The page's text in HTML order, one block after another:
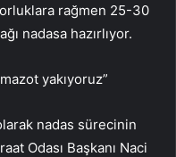
rağmen 25-30
nadasa hazırlıyor.
yakıyoruz”
nadas sürecinin
Odası Başkanı Naci